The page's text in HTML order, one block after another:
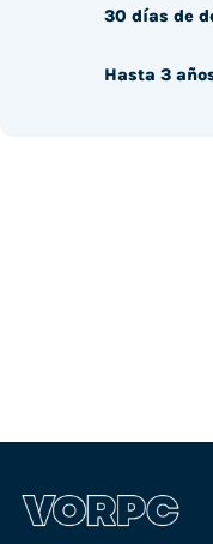
30 días de
Hasta 3